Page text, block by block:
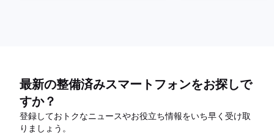
最新の整備済みスマートフォンをお探しで
すか？
登録しておトクなニュースやお役立ち情報をいち早く受け取
りましょう。